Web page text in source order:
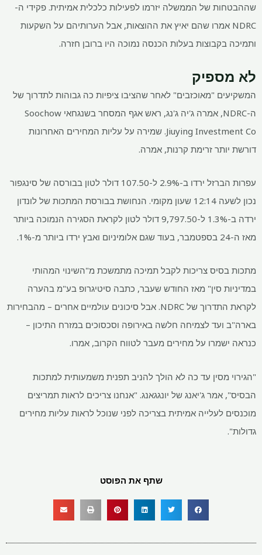
שההבטחות של הממשלה יזרמו לפעילות כלכלית אמיתית. פקידי ה-
NDRC אמרו שהם יאיץ את ההוצאות, אבל הערותיהם על השקעות
ותמיכה בקבוצות בעלות הכנסה נמוכה היו ברובן חזרה.
לא מספיק
המשקיעים "מאוכזבים" לאחר שהציבו ציפיות כה גבוהות לתדרוך של
ה-NDRC, אמרה ג'יה ג'נג, ראש אגף המסחר בשנגחאי Soochow
Jiuying Investment Co. שמירה על עליות המחירים האחרונות
דורשת יותר זרימת קרנות, אמרה.
עפרות הברזל ירדו ב-2.9% ל-107.50 דולר לטון בבורסה של סינגפור
נכון לשעה 12:14 שעון מקומי. הנחושת בבורסת המתכות של לונדון
ירדה ב-1.3% ל-9,797.50 דולר לטון לקראת הסגירה הנמוכה ביותר
מאז ה-24 בספטמבר, בעוד שגם אלומיניום ואבץ ירדו ביותר מ-1%.
מתכות בסיס צריכות לקבל תמיכה מתמשכת מ"השינוי המהותי
במדיניות סין" מאז החודש שעבר, כתבה סיטיגרופ בע"מ בהערה
לקראת התדרוך של NDRC. אבל סיכונים עולמיים אחרים – מהבחירות
בארה"ב ועד לצמיחה חלשה באירופה וסכסוכים במזרח התיכון –
כנראה ישמרו על מחירים מעבר לטווח הקרוב, אמרו.
"הגירוי מסין עד כה לא הולך להניב תפנית משמעותית למתכות
הבסיס", אמר ג'יאנג של יונגגאנג. "אנחנו צריכים לראות תמריצים
מוכנסים לעלייה אמיתית בצריכה לפני שנוכל לראות עליות מחירים
גדולות".
שתף את הפוסט